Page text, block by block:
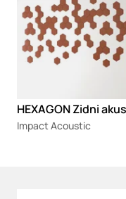
Impact Acoustic